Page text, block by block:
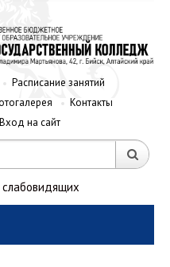
Расписание занятий
Контакты
Вход на сайт